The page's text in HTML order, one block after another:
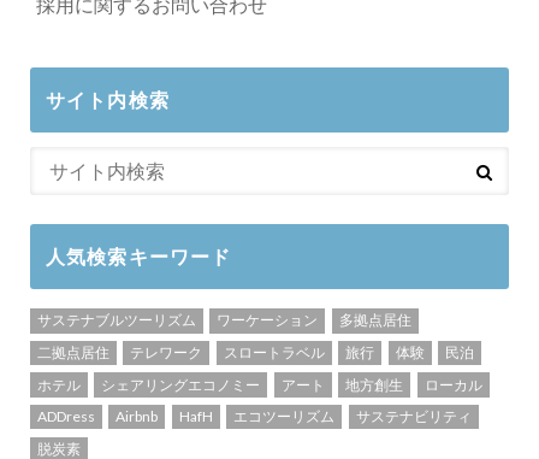
採用に関するお問い合わせ
サイト内検索
人気検索キーワード
サステナブルツーリズム ワーケーション
多拠点居住
二拠点居住
テレワーク スロートラベル 旅行 体験
民泊
ホテル
シェアリングエコノミー アート 地方創生
ローカル
ADDress
Airbnb HafH エコツーリズム
サステナビリティ
脱炭素